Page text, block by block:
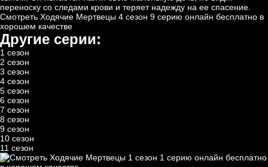
переноску со следами крови и теряет надежду на ее спасение.
Смотреть Ходячие Мертвецы 4 сезон 9 серию онлайн бесплатно в
хорошем качестве
Другие серии:
1 сезон
2 сезон
3 сезон
4 сезон
5 сезон
6 сезон
7 сезон
8 сезон
9 сезон
10 сезон
11 сезон